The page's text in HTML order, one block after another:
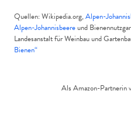
Quellen: Wikipedia.org,Alpen-
Alpen-Johannisbeereund
Landesanstalt für Weinbau und
Bienen“
Als Amazon-Partnerin